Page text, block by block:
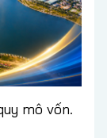
mô vốn.